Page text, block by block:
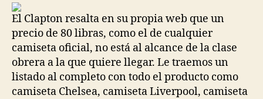
El Clapton resalta en su propia web que un
precio de 80 libras, como el de cualquier
camiseta oficial, no está al alcance de la clase
obrera a la que quiere llegar. Le traemos un
listado al completo con todo el producto como
camiseta Chelsea, camiseta Liverpool, camiseta